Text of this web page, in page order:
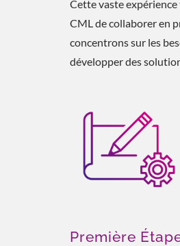
Cette vaste
CML de collaborer en
concentrons sur les
développer des
Première